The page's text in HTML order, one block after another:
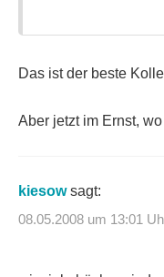
Das ist der beste
Aber jetzt im Ernst,
kiesow sagt:
08.05.2008 um 13:01